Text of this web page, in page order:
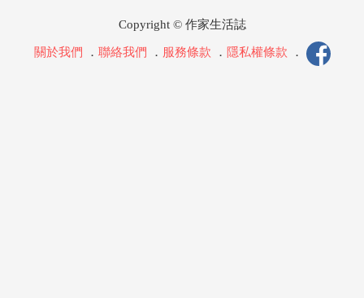
Copyright © 作家生活誌
關於我們 ． 聯絡我們 ． 服務條款 ． 隱私權條款 ．